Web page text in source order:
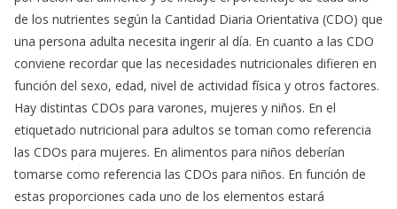
de los nutrientes según la Cantidad Diaria Orientativa (CDO) que
una persona adulta necesita ingerir al día. En cuanto a las CDO
conviene recordar que las necesidades nutricionales difieren en
función del sexo, edad, nivel de actividad física y otros factores.
Hay distintas CDOs para varones, mujeres y niños. En el
etiquetado nutricional para adultos se toman como referencia
las CDOs para mujeres. En alimentos para niños deberían
tomarse como referencia las CDOs para niños. En función de
estas proporciones cada uno de los elementos estará